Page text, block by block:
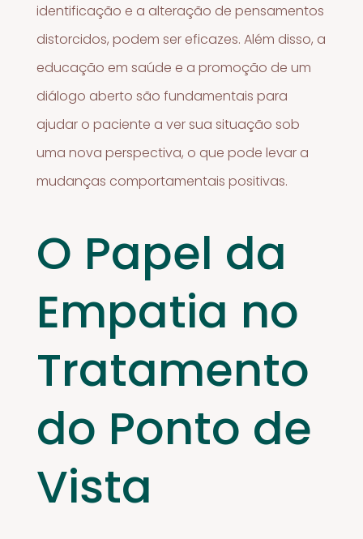
identificação e a alteração de pensamentos
distorcidos, podem ser eficazes. Além disso, a
educação em saúde e a promoção de um
diálogo aberto são fundamentais para
ajudar o paciente a ver sua situação sob
uma nova perspectiva, o que pode levar a
mudanças comportamentais positivas.
O Papel da
Empatia no
Tratamento
do Ponto de
Vista